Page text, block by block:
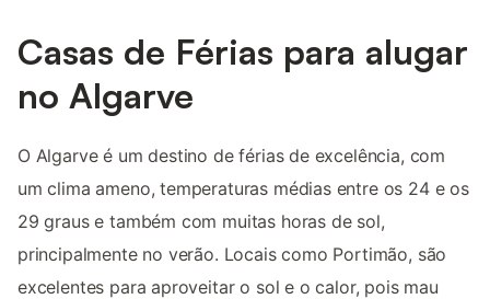
Casas de Férias para alugar
no Algarve
O Algarve é um destino de férias de excelência, com
um clima ameno, temperaturas médias entre os 24 e os
29 graus e também com muitas horas de sol,
principalmente no verão. Locais como Portimão, são
excelentes para aproveitar o sol e o calor, pois mau